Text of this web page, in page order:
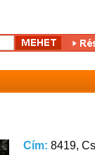
Cím: 8419,